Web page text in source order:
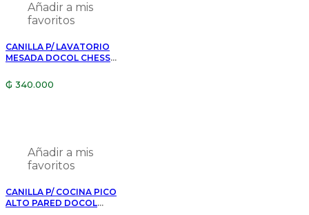
Añadir a mis
favoritos
CANILLA P/ LAVATORIO
MESADA DOCOL CHESS
₲ 340.000
Añadir a mis
favoritos
CANILLA P/ COCINA PICO
ALTO PARED DOCOL